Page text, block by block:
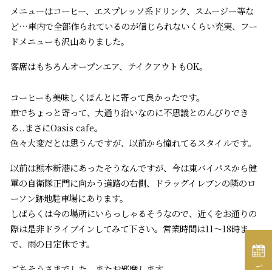
メニューはコーヒー、エスプレッソ系ドリンク、スムージー等な
ど…車内で全部作られているのが信じられないくらい充実、フー
ドメニューも沢山ありました。
客席はもちろんオープンエア、テイクアウトもOK。
コーヒーも美味しくほんとに寄って良かったです。
車でちょっと寄って、大通り沿いなのに不思議とのんびりでき
る..まさにOasis cafe。
色々大変だとは思うんですが、以前から憧れてるスタイルです。
以前は熊本新港にあったそうなんですが、今は東バイパスから健
軍の自衛隊正門に向かう道路の右側、ドラッグイレブンの隣のロ
ーソン跡地駐車場にあります。
しばらくは今の場所にいらっしゃるそうなので、近くをお通りの
際は是非ドライブインしてみて下さい。営業時間は11〜18時ま
で、雨の日定休です。